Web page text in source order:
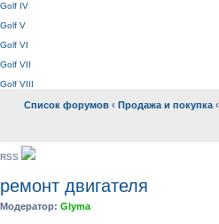
Golf IV
Golf V
Golf VI
Golf VII
Golf VIII
Список форумов ‹ Продажа и покупка ‹
RSS
ремонт двигателя
Модератор: Glyma